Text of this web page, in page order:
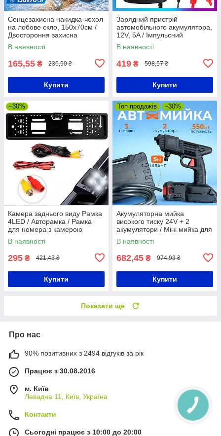
Сонцезахисна накидка-чохол
на лобове скло, 150х70см /
Двостороння захисна
накидка на скло авто /
Автомобільний захисний
В наявності
165,55 ₴ 236,50 ₴
Купити
Зарядний пристрій
автомобільного акумулятора,
12V, 5A / Імпульсний
автоматичний зарядний
пристрій
В наявності
419 ₴ 598,57 ₴
Купити
–30%
Камера заднього виду Рамка
4LED / Авторамка / Рамка
для номера з камерою
В наявності
295 ₴ 421,43 ₴
Купити
Топ продажів –30%
Акумуляторна мийка
високого тиску 24V + 2
акумулятори / Міні мийка для
машини / Розпилювач
пістолет
В наявності
682,45 ₴ 974,93 ₴
Купити
Показати ще
Про нас
90% позитивних з 2494 відгуків за рік
Працює з 30.08.2016
м. Київ
Левадна 11, Київ, Україна
Контакти
Сьогодні працює з 10:00 до 20:00